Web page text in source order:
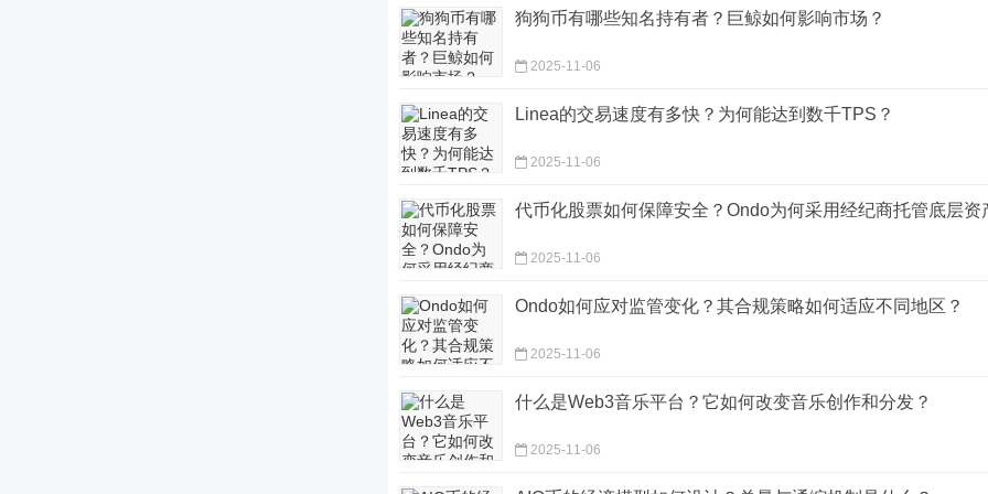
狗狗币有哪些知名持有者？巨鲸如何影响市场？
2025-11-06
Linea的交易速度有多快？为何能达到数千TPS？
2025-11-06
代币化股票如何保障安全？Ondo为何采用经纪商托管底层资
2025-11-06
Ondo如何应对监管变化？其合规策略如何适应不同地区？
2025-11-06
什么是Web3音乐平台？它如何改变音乐创作和分发？
2025-11-06